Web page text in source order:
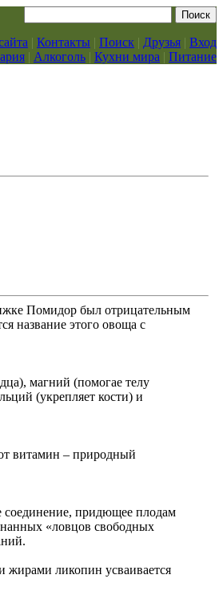
| Контакты | Поиск | Друзья | Вход
| Алкоголь | Кухни мира | Питание
Помидор был отрицательным
название этого овоща с
магний (помогае телу
(укрепляет кости) и
витамин – природный
соединение, придющее плодам
«ловцов свободных
жирами ликопин усваивается